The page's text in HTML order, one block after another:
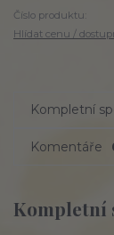
Číslo produktu:
Hlídat cenu /
Kompletní
Komentáře
Kompletní